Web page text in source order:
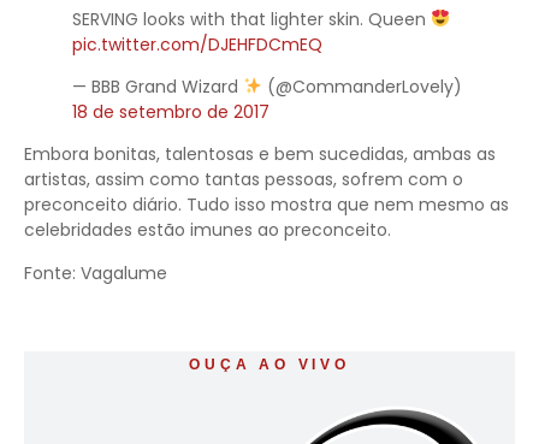
SERVING looks with that lighter skin. Queen
pic.twitter.com/DJEHFDCmEQ
— BBB Grand Wizard
(@CommanderLovely)
18 de setembro de 2017
Embora bonitas, talentosas e bem sucedidas, ambas as
artistas, assim como tantas pessoas, sofrem com o
preconceito diário. Tudo isso mostra que nem mesmo as
celebridades estão imunes ao preconceito.
Fonte: Vagalume
OUÇA AO VIVO